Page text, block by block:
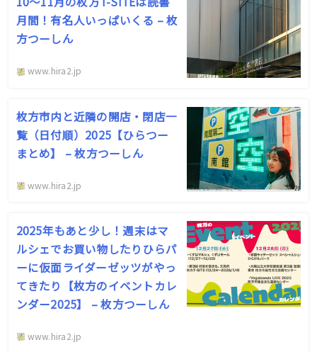
月間！有名人いっぱいくる – 枚
方つーしん
www.hira2.jp
枚方市内と近隣の開店・閉店一
覧（日付順）2025【ひらつー
まとめ】 – 枚方つーしん
www.hira2.jp
2025年もあと少し！週末はマ
ルシェでお買い物したりひらパ
ーに仮面ライダーゼッツがやっ
てきたり【枚方のイベントカレ
ンダー2025】 – 枚方つーしん
www.hira2.jp